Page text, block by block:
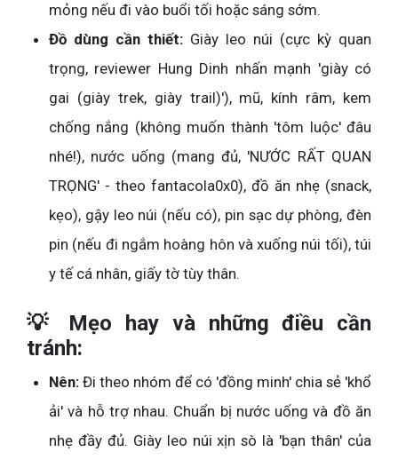
mỏng nếu đi vào buổi tối hoặc sáng sớm.
Đồ dùng cần thiết: Giày leo núi (cực kỳ quan
trọng, reviewer Hung Dinh nhấn mạnh 'giày có
gai (giày trek, giày trail)'), mũ, kính râm, kem
chống nắng (không muốn thành 'tôm luộc' đâu
nhé!), nước uống (mang đủ, 'NƯỚC RẤT QUAN
TRỌNG' - theo fantacola0x0), đồ ăn nhẹ (snack,
kẹo), gậy leo núi (nếu có), pin sạc dự phòng, đèn
pin (nếu đi ngắm hoàng hôn và xuống núi tối), túi
y tế cá nhân, giấy tờ tùy thân.
💡 Mẹo hay và những điều cần
tránh:
Nên: Đi theo nhóm để có 'đồng minh' chia sẻ 'khổ
ải' và hỗ trợ nhau. Chuẩn bị nước uống và đồ ăn
nhẹ đầy đủ. Giày leo núi xịn sò là 'bạn thân' của